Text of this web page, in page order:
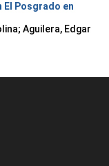
El Posgrado en
; Aguilera, Edgar